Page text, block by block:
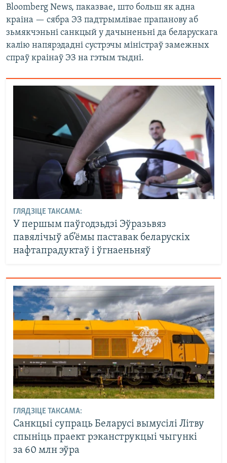
Bloomberg News, паказвае, што больш як адна
краіна — сябра ЭЗ падтрымлівае прапанову аб
зьмякчэньні санкцый у дачыненьні да беларускага
калію напярэдадні сустрэчы міністраў замежных
спраў краінаў ЭЗ на гэтым тыдні.
ГЛЯДЗІЦЕ ТАКСАМА:
У першым паўгодзьдзі Эўразьвяз
павялічыў аб’ёмы паставак беларускіх
нафтапрадуктаў і ўгнаеньняў
ГЛЯДЗІЦЕ ТАКСАМА:
Санкцыі супраць Беларусі вымусілі Літву
спыніць праект рэканструкцыі чыгункі
за 60 млн эўра